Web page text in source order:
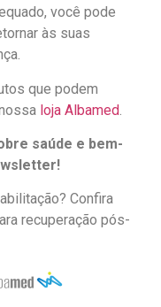
você pode
às suas
que podem
loja Albamed
saúde e bem-
Confira
recuperação pós-